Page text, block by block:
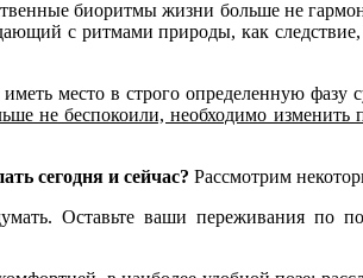
биоритмы жизни больше не
с ритмами природы, как
место в строго определенную
не беспокоили, необходимо
сегодня и сейчас? Рассмотрим
Оставьте ваши переживания по